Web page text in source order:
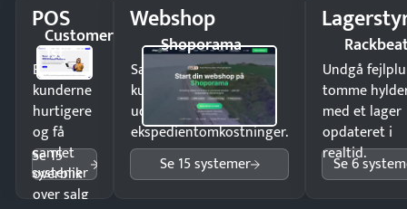
POS
Customer
1st
Ekspedér
kunderne
hurtigere
og få
samlet
overblik
over salg
Se 15
systemer
Webshop
Shoporama
Sælg produkter 24/7 til
kunder i hele landet
uden
ekspedientomkostninger.
Se 15 systemer
Undgå
tomme
med et lager
opdateret i
realtid.
Se 6